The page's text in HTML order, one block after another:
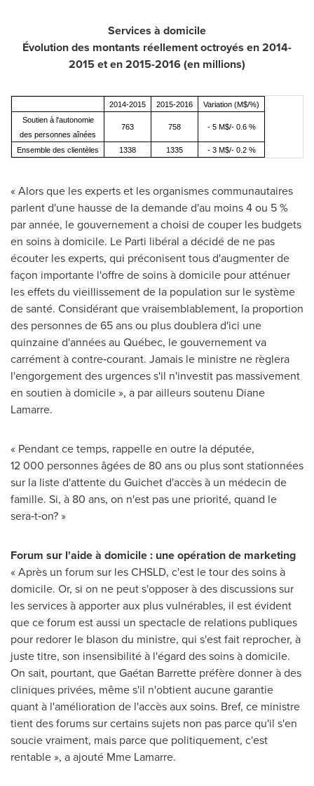
Services à domicile
Évolution des montants réellement octroyés en 2014-
2015 et en 2015-2016 (en millions)
2014-2015 2015-2016
Variation (M$/%)
Soutien à l'autonomie
des personnes aînées
763 758 - 5 M$/- 0.6 %
Ensemble des clientèles 1338 1335 - 3 M$/- 0.2 %
« Alors que les experts et les organismes communautaires
parlent d'une hausse de la demande d'au moins 4 ou 5 %
par année, le gouvernement a choisi de couper les budgets
en soins à domicile. Le Parti libéral a décidé de ne pas
écouter les experts, qui préconisent tous d'augmenter de
façon importante l'offre de soins à domicile pour atténuer
les effets du vieillissement de la population sur le système
de santé. Considérant que vraisemblablement, la proportion
des personnes de 65 ans ou plus doublera d'ici une
quinzaine d'années au Québec, le gouvernement va
carrément à contre‑courant. Jamais le ministre ne règlera
l'engorgement des urgences s'il n'investit pas massivement
en soutien à domicile », a par ailleurs soutenu Diane
Lamarre.
« Pendant ce temps, rappelle en outre la députée,
12 000 personnes âgées de 80 ans ou plus sont stationnées
sur la liste d'attente du Guichet d'accès à un médecin de
famille. Si, à 80 ans, on n'est pas une priorité, quand le
sera‑t‑on? »
Forum sur l'aide à domicile : une opération de marketing
« Après un forum sur les CHSLD, c'est le tour des soins à
domicile. Or, si on ne peut s'opposer à des discussions sur
les services à apporter aux plus vulnérables, il est évident
que ce forum est aussi un spectacle de relations publiques
pour redorer le blason du ministre, qui s'est fait reprocher, à
juste titre, son insensibilité à l'égard des soins à domicile.
On sait, pourtant, que Gaétan Barrette préfère donner à des
cliniques privées, même s'il n'obtient aucune garantie
quant à l'amélioration de l'accès aux soins. Bref, ce ministre
tient des forums sur certains sujets non pas parce qu'il s'en
soucie vraiment, mais parce que politiquement, c'est
rentable », a ajouté Mme Lamarre.